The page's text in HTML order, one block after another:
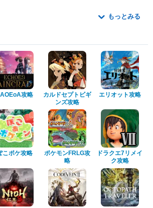
もっとみる
攻略
カルドセプトビギ
ンズ攻略
エリオット攻略
こポケ攻略
ポケモンFRLG攻
略
ドラクエ7リメイ
ク攻略